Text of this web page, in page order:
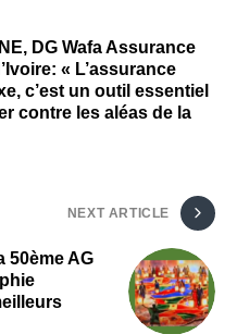
DG Wafa Assurance
« L’assurance
c’est un outil essentiel
contre les aléas de la
NEXT ARTICLE
50ème AG